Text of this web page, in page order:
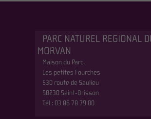
PARC NATUREL REGIONAL
MORVAN
Maison du Parc,
Les petites Fourches
530 route de Saulieu
58230 Saint-Brisson
Tél : 03 86 78 79 00